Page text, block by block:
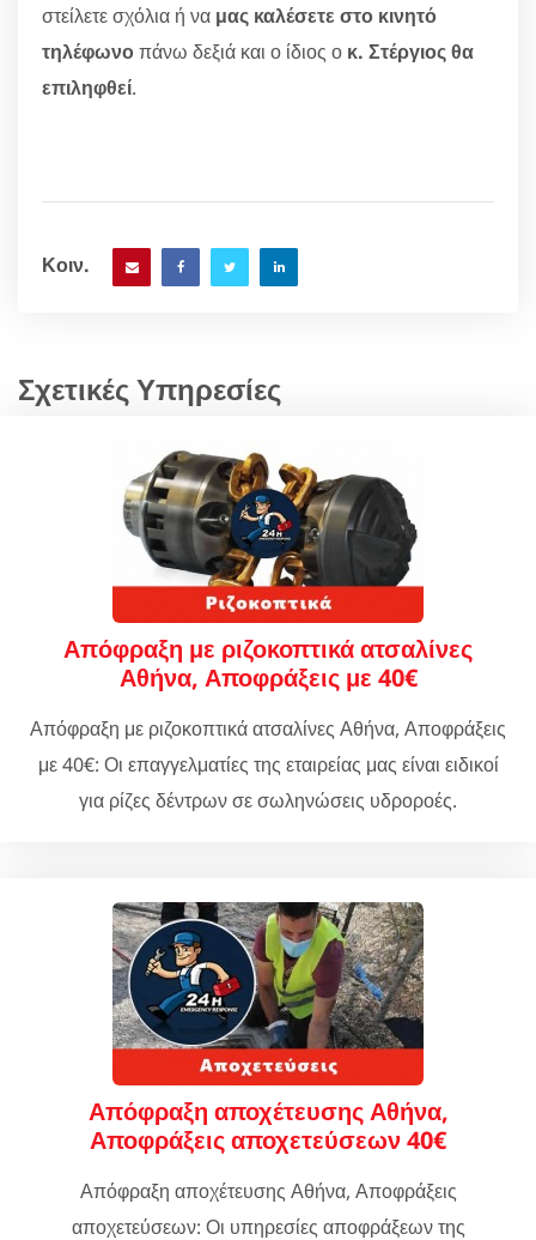
στείλετε σχόλια ή να μας καλέσετε στο κινητό
τηλέφωνοπάνω δεξιά και ο ίδιος ο κ. Στέργιος θα
επιληφθεί.
Κοιν.
Σχετικές Υπηρεσίες
Απόφραξη με ριζοκοπτικά ατσαλίνες
Αθήνα, Αποφράξεις με 40€
Απόφραξη με ριζοκοπτικά ατσαλίνες Αθήνα, Αποφράξεις
με 40€: Οι επαγγελματίες της εταιρείας μας είναι ειδικοί
για ρίζες δέντρων σε σωληνώσεις υδροροές.
Απόφραξη αποχέτευσης Αθήνα,
Αποφράξεις αποχετεύσεων 40€
Απόφραξη αποχέτευσης Αθήνα, Αποφράξεις
αποχετεύσεων: Οι υπηρεσίες αποφράξεων της